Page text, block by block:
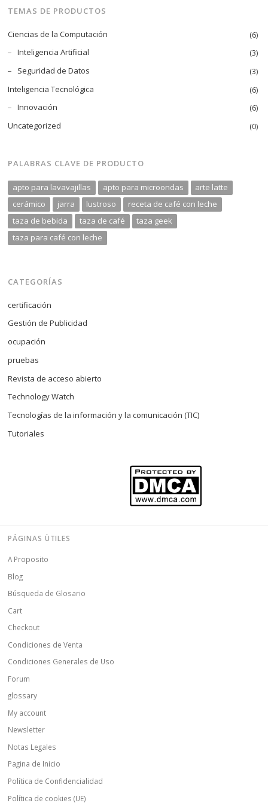
$17.00
$21.00
TEMAS DE PRODUCTOS
Ciencias de la Computación (6)
Inteligencia Artificial (3)
Seguridad de Datos (3)
Inteligencia Tecnológica (6)
Innovación (6)
Uncategorized (0)
PALABRAS CLAVE DE PRODUCTO
apto para lavavajillas apto para microondas
arte latte
cerámico
jarra lustroso
receta de café con leche
taza de bebida
taza de café
taza geek
taza para café con leche
CATEGORÍAS
certificación
Gestión de Publicidad
ocupación
pruebas
Revista de acceso abierto
Technology Watch
Tecnologías de la información y la comunicación (TIC)
Tutoriales
PÁGINAS ÙTILES
A Proposito
Blog
Búsqueda de Glosario
Cart
Checkout
Condiciones de Venta
Condiciones Generales de Uso
Forum
glossary
My account
Newsletter
Notas Legales
Pagina de Inicio
Política de Confidencialidad
Política de cookies (UE)